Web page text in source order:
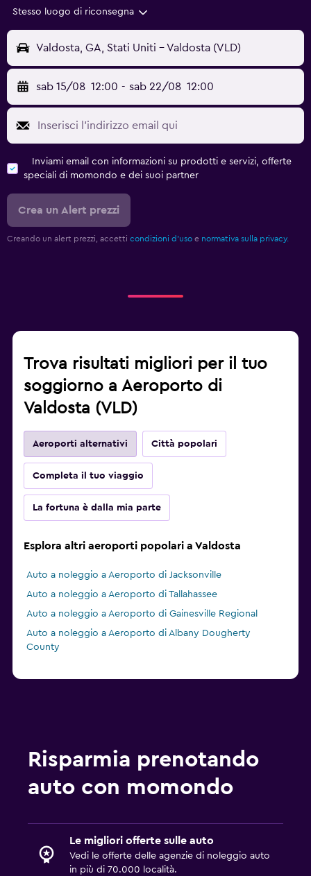
Stesso luogo di riconsegna
Valdosta, GA, Stati Uniti - Valdosta (VLD)
sab 15/08 12:00 - sab 22/08 12:00
Inviami email con informazioni su prodotti e servizi, offerte
speciali di momondo e dei suoi partner
Crea un Alert prezzi
Creando un alert prezzi, accetti condizioni d'uso e normativa sulla privacy.
Trova risultati migliori per il tuo
soggiorno a Aeroporto di
Valdosta (VLD)
Aeroporti alternativi Città popolari
Completa il tuo viaggio
La fortuna è dalla mia parte
Esplora altri aeroporti popolari a Valdosta
Auto a noleggio a Aeroporto di Jacksonville
Auto a noleggio a Aeroporto di Tallahassee
Auto a noleggio a Aeroporto di Gainesville Regional
Auto a noleggio a Aeroporto di Albany Dougherty
County
Risparmia prenotando
auto con momondo
Le migliori offerte sulle auto
Vedi le offerte delle agenzie di noleggio auto
in più di 70.000 località.